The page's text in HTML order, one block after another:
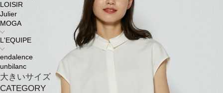
LOISIR
Julier
MOGA
L'EQUIPE
endalence
unbilanc
大きいサイズ
CATEGORY